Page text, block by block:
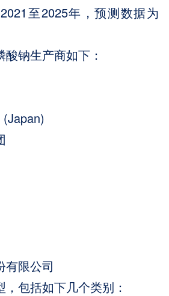
至2025年，预测数据为
钠生产商如下：
有限公司
包括如下几个类别：